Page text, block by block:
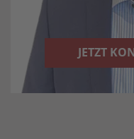
JETZT